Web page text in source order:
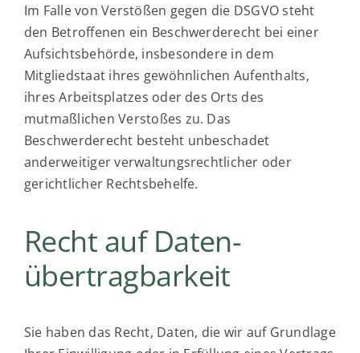
Im Falle von Verstößen gegen die DSGVO steht
den Betroffenen ein Beschwerderecht bei einer
Aufsichtsbehörde, insbesondere in dem
Mitgliedstaat ihres gewöhnlichen Aufenthalts,
ihres Arbeitsplatzes oder des Orts des
mutmaßlichen Verstoßes zu. Das
Beschwerderecht besteht unbeschadet
anderweitiger verwaltungsrechtlicher oder
gerichtlicher Rechtsbehelfe.
Recht auf Daten­
übertrag­barkeit
Sie haben das Recht, Daten, die wir auf Grundlage